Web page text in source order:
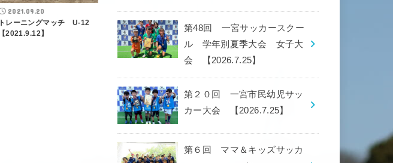
2021.09.20
トレーニングマッチ U-12
【2021.9.12】
第48回 一宮サッカースクー
ル 学年別夏季大会 女子大
会 【2026.7.25】
第２０回 一宮市民幼児サッ
カー大会 【2026.7.25】
第６回 ママ＆キッズサッカ